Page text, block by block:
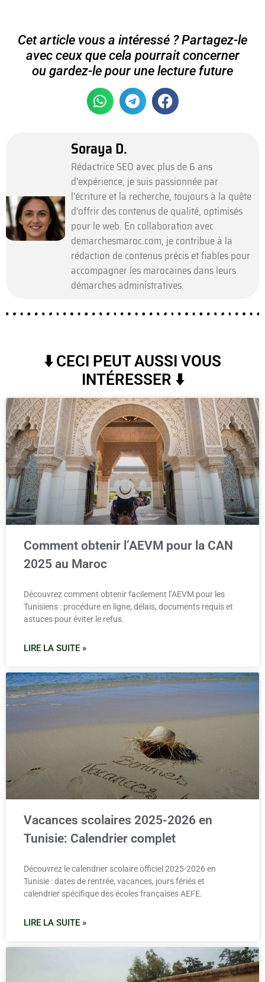
Cet article vous a intéressé ? Partagez-le
avec ceux que cela pourrait concerner
ou gardez-le pour une lecture future
Soraya D.
Rédactrice SEO avec plus de 6 ans
d'expérience, je suis passionnée par
l'écriture et la recherche, toujours à la quête
d'offrir des contenus de qualité, optimisés
pour le web. En collaboration avec
demarchesmaroc.com, je contribue à la
rédaction de contenus précis et fiables pour
accompagner les marocaines dans leurs
démarches administratives.
⬇️ CECI PEUT AUSSI VOUS
INTÉRESSER ⬇️
Comment obtenir l’AEVM pour la CAN
2025 au Maroc
Découvrez comment obtenir facilement l’AEVM pour les
Tunisiens : procédure en ligne, délais, documents requis et
astuces pour éviter le refus.
LIRE LA SUITE »
Vacances scolaires 2025-2026 en
Tunisie: Calendrier complet
Découvrez le calendrier scolaire officiel 2025-2026 en
Tunisie : dates de rentrée, vacances, jours fériés et
calendrier spécifique des écoles françaises AEFE.
LIRE LA SUITE »